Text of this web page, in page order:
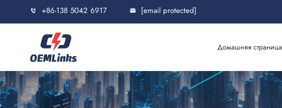
+86-138 5042 6917 [email protected]
Домашняя страница